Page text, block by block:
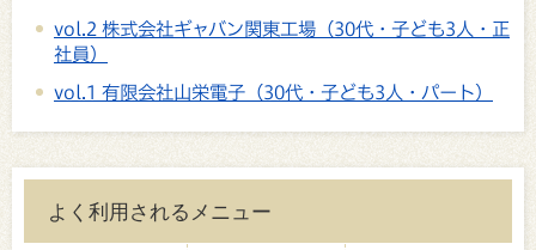
vol.2 株式会社ギャバン関東工場（30代・子ども3人・正
社員）
vol.1 有限会社山栄電子（30代・子ども3人・パート）
よく利用されるメニュー